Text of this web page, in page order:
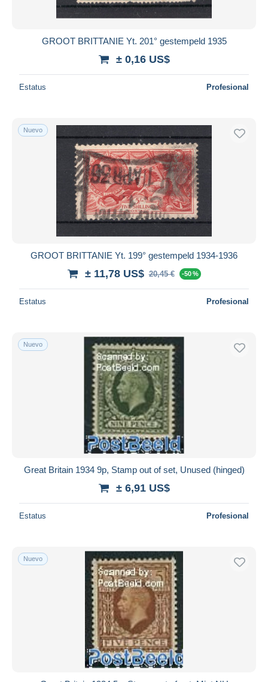
GROOT BRITTANIE Yt. 201° gestempeld 1935
± 0,16 US$
Estatus Profesional
Nuevo
GROOT BRITTANIE Yt. 199° gestempeld 1934-1936
± 11,78 US$ 20,45 € -50 %
Estatus Profesional
Nuevo
Great Britain 1934 9p, Stamp out of set, Unused (hinged)
± 6,91 US$
Estatus Profesional
Nuevo